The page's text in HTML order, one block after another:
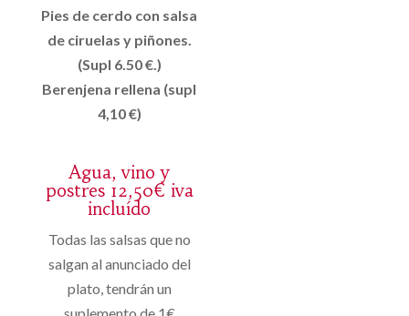
Pies de cerdo con salsa
de ciruelas y piñones.
(Supl 6.50 €.)
Berenjena rellena (supl
4,10 €)
Agua, vino y
postres 12,50€ iva
incluído
Todas las salsas que no
salgan al anunciado del
plato, tendrán un